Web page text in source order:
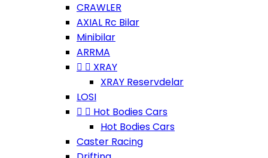
CRAWLER
AXIAL Rc Bilar
Minibilar
ARRMA
  XRAY
XRAY Reservdelar
LOSI
  Hot Bodies Cars
Hot Bodies Cars
Caster Racing